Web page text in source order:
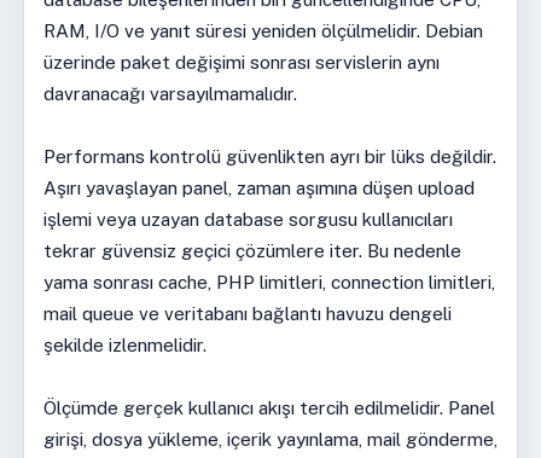
RAM, I/O ve yanıt süresi yeniden ölçülmelidir. Debian
üzerinde paket değişimi sonrası servislerin aynı
davranacağı varsayılmamalıdır.
Performans kontrolü güvenlikten ayrı bir lüks değildir.
Aşırı yavaşlayan panel, zaman aşımına düşen upload
işlemi veya uzayan database sorgusu kullanıcıları
tekrar güvensiz geçici çözümlere iter. Bu nedenle
yama sonrası cache, PHP limitleri, connection limitleri,
mail queue ve veritabanı bağlantı havuzu dengeli
şekilde izlenmelidir.
Ölçümde gerçek kullanıcı akışı tercih edilmelidir. Panel
girişi, dosya yükleme, içerik yayınlama, mail gönderme,